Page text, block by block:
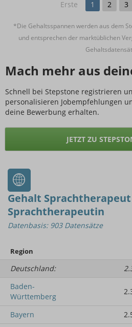
Erste 1 2 3
*Die Gehaltsspannen werden aus dem
und entsprechen der marktüblichen
Mach mehr aus
Schnell bei Stepstone registrieren
personalisieren Jobempfehlungen
deine Bewerbung erhalten.
JETZT ZU
Gehalt
Sprachtherapeutin
Datenbasis: 903 Datensätze
Region
Deutschland:
Baden-
Württemberg
Bayern